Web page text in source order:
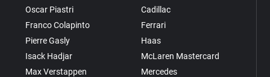
Oscar Piastri
Franco Colapinto
Pierre Gasly
Isack Hadjar
Max Verstappen
Cadillac
Ferrari
Haas
McLaren Mastercard
Mercedes